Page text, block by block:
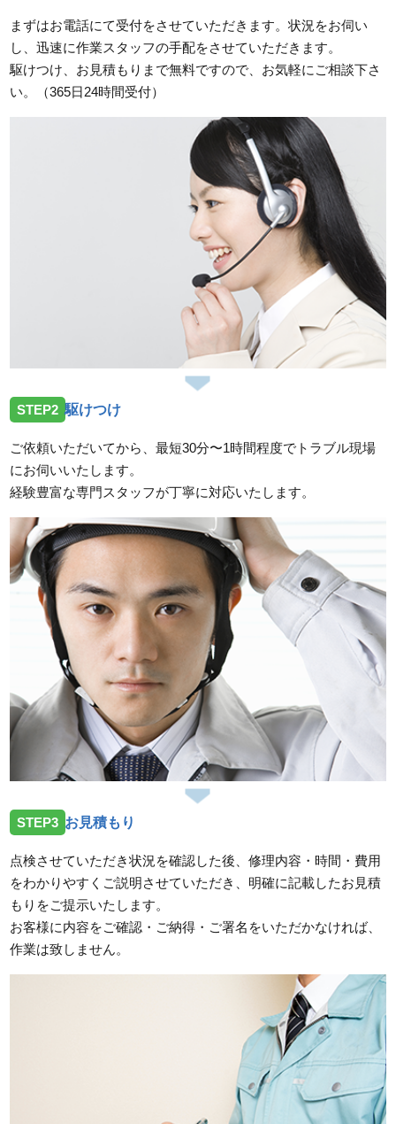
まずはお電話にて受付をさせていただきます。状況をお伺い
し、迅速に作業スタッフの手配をさせていただきます。
駆けつけ、お見積もりまで無料ですので、お気軽にご相談下さ
い。（365日24時間受付）
STEP2 駆けつけ
ご依頼いただいてから、最短30分〜1時間程度でトラブル現場
にお伺いいたします。
経験豊富な専門スタッフが丁寧に対応いたします。
STEP3 お見積もり
点検させていただき状況を確認した後、修理内容・時間・費用
をわかりやすくご説明させていただき、明確に記載したお見積
もりをご提示いたします。
お客様に内容をご確認・ご納得・ご署名をいただかなければ、
作業は致しません。